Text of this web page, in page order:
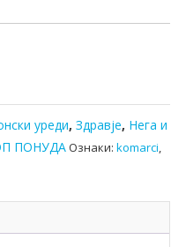
уреди, Здравје, Нега и
ПОНУДАОзнаки: komarci,